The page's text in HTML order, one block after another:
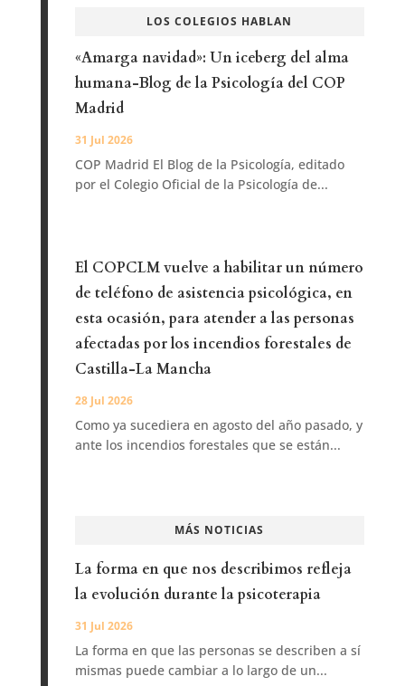
LOS COLEGIOS HABLAN
«Amarga navidad»: Un iceberg del alma
humana-Blog de la Psicología del COP
Madrid
31 Jul 2026
COP Madrid El Blog de la Psicología, editado
por el Colegio Oficial de la Psicología de...
El COPCLM vuelve a habilitar un número
de teléfono de asistencia psicológica, en
esta ocasión, para atender a las personas
afectadas por los incendios forestales de
Castilla-La Mancha
28 Jul 2026
Como ya sucediera en agosto del año pasado, y
ante los incendios forestales que se están...
MÁS NOTICIAS
La forma en que nos describimos refleja
la evolución durante la psicoterapia
31 Jul 2026
La forma en que las personas se describen a sí
mismas puede cambiar a lo largo de un...